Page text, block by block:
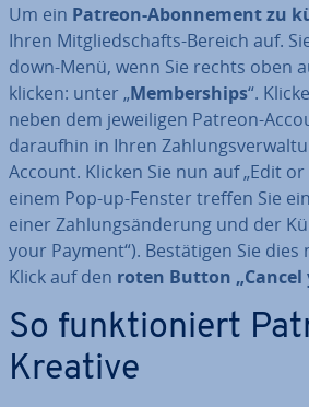
Um ein Patreon-Abon­ne­ment zu
Ihren Mit­glied­schafts-Bereich auf.
down-Menü, wenn Sie rechts oben
klicken: unter „Mem­ber­ships“.
neben dem je­wei­li­gen Patreon-
daraufhin in Ihren
Account. Klicken Sie nun auf „Edit or
einem Pop-up-Fenster treffen Sie
einer Zah­lungs­än­de­rung und der
your Payment“). Be­stä­ti­gen Sie
Klick auf den roten Button
So funk­tio­niert
Kreative